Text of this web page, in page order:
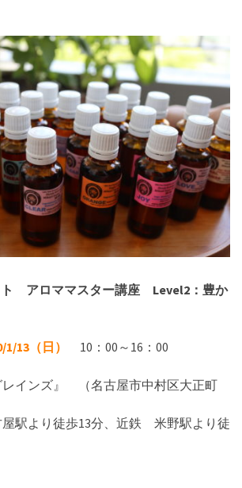
ト アロママスター講座 Level2：豊か
1/13（日） 10：00～16：00
インズ』 （名古屋市中村区大正町
駅より徒歩13分、近鉄 米野駅より徒